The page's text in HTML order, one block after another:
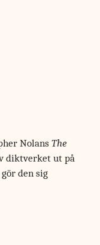
NolansThe
diktverket ut på
den sig